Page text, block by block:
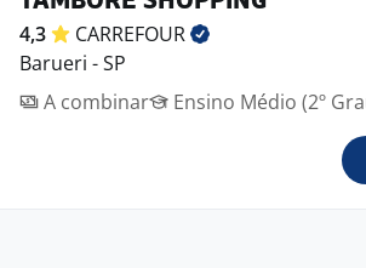
4,3
CARREFOUR
Barueri - SP
A combinar
Ensino Médio (2º